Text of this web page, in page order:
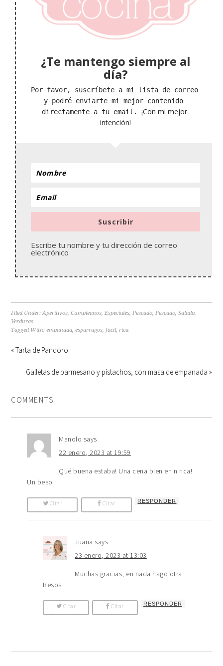
¿Te mantengo siempre al
día?
Por favor, suscríbete a mi lista de correo
y podré enviarte mi mejor contenido
directamente a tu email. ¡Con mi mejor
intención!
Suscribir
Escribe tu nombre y tu dirección de correo
electrónico
Filed Under:Aperitivos,Cumpleaños,Especiales,Pescado,Pescado,Salado,
Verduras
Tagged With:empanada,esparragos,fácil,rica
« Tarta de Pandoro
Galletas de parmesano y pistachos, con masa de empanada »
COMMENTS
Manolo says
22 enero, 2023 at 19:59
Qué buena estaba! Una cena bien en n rica!
Un beso
Citar
Comentario
Citar
Comentario
RESPONDER
Juana says
23 enero, 2023 at 13:03
Muchas gracias, en nada hago otra.
Besos
Citar
Comentario
Citar
Comentario
RESPONDER